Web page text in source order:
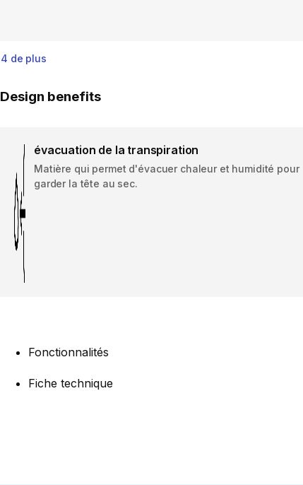
4 de plus
Design benefits
évacuation de la transpiration
Matière qui permet d'évacuer chaleur et humidité pour
garder la tête au sec.
Fonctionnalités
Fiche technique